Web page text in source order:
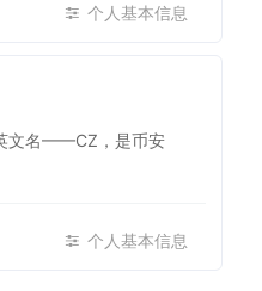
个人基本信息
文名——CZ，是币安
个人基本信息